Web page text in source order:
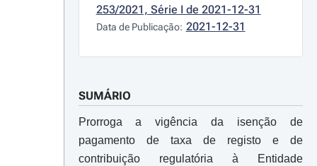
253/2021, Série I de 2021-12-31
Data de Publicação: 2021-12-31
SUMÁRIO
Prorroga a vigência da isenção de
pagamento de taxa de registo e de
contribuição regulatória à Entidade